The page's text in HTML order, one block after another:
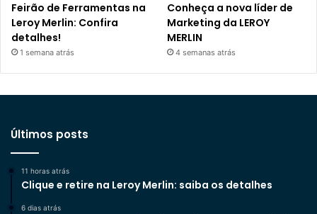
Feirão de Ferramentas na
Leroy Merlin: Confira
detalhes!
1 semana atrás
Conheça a nova líder de
Marketing da LEROY
MERLIN
4 semanas atrás
Últimos posts
11 horas atrás
Clique e retire na Leroy Merlin: saiba os detalhes
6 dias atrás